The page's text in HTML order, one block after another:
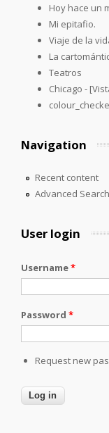
Hoy hace un
Mi epitafio.
Viaje de la
La
Teatros
Chicago -
Navigation
Recent content
Advanced Search
User login
Username*
Password *
Request new